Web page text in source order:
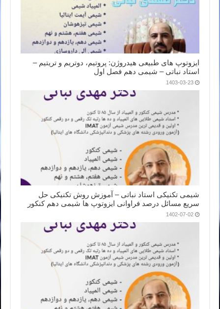
ایزوتوپ های طبیعی هیدروژن: پروتیم، دوتریم و تریتیم –
استاد نباتی – شیمی دهم فصل اول
1403-03-23
شیمی تکنیکی استاد نباتی – آموزش روش تکنیکی حل
سریع مسائل درصد فراوانی ایزوتوپ ها شیمی دهم کنکور
1402-07-02